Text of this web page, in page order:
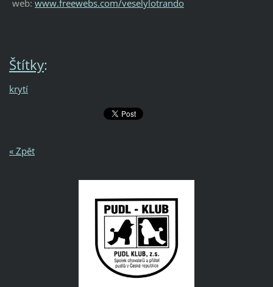
web: www.freewebs.com/veselylotrando
Štítky:
krytí
« Zpět